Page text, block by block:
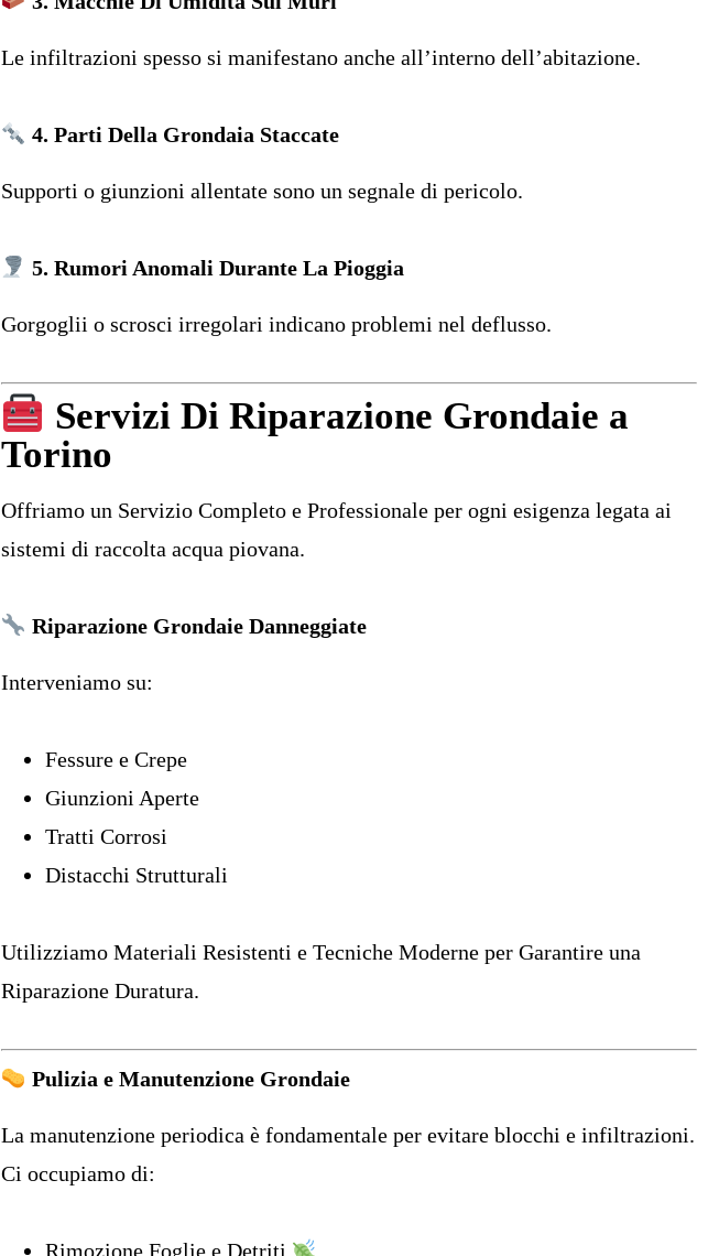
Le infiltrazioni spesso si manifestano anche all’interno dell’abitazione.
4. Parti Della Grondaia Staccate
Supporti o giunzioni allentate sono un segnale di pericolo.
5. Rumori Anomali Durante La Pioggia
Gorgoglii o scrosci irregolari indicano problemi nel deflusso.
Servizi Di Riparazione Grondaie a
Torino
Offriamo un Servizio Completo e Professionale per ogni esigenza legata ai
sistemi di raccolta acqua piovana.
Riparazione Grondaie Danneggiate
Interveniamo su:
Fessure e Crepe
Giunzioni Aperte
Tratti Corrosi
Distacchi Strutturali
Utilizziamo Materiali Resistenti e Tecniche Moderne per Garantire una
Riparazione Duratura.
Pulizia e Manutenzione Grondaie
La manutenzione periodica è fondamentale per evitare blocchi e infiltrazioni.
Ci occupiamo di:
Rimozione Foglie e Detriti